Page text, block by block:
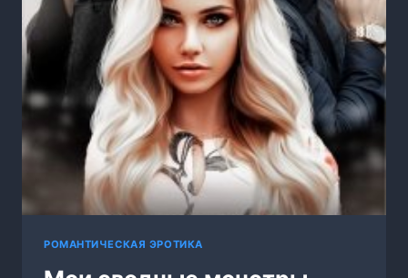
РОМАНТИЧЕСКАЯ ЭРОТИКА